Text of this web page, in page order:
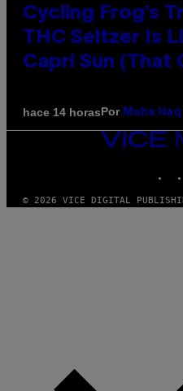
Cycling Frog’s
THC Seltzer Is
Capri Sun (That
hace 14 horasPor Maha Haq
VICE
© 2026 VICE DIGITAL